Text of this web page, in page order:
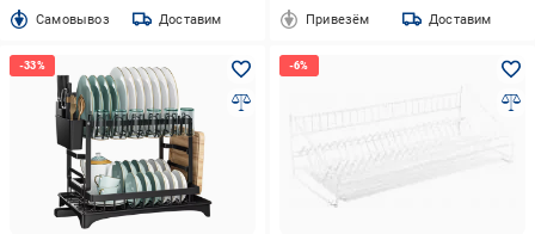
Cамовывоз Доставим Привезём Доставим